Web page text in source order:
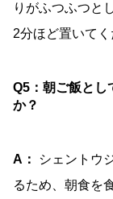
りがふつふつと
2分ほど置いてく
Q5：朝ご飯とし
か？
A：
シェントウ
るため、朝食を